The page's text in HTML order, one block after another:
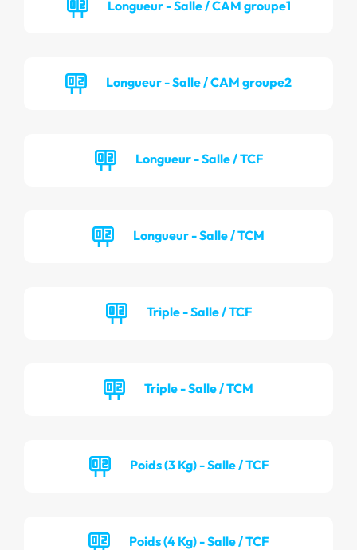
Longueur - Salle / CAM groupe1
Longueur - Salle / CAM groupe2
Longueur - Salle / TCF
Longueur - Salle / TCM
Triple - Salle / TCF
Triple - Salle / TCM
Poids (3 Kg) - Salle / TCF
Poids (4 Kg) - Salle / TCF